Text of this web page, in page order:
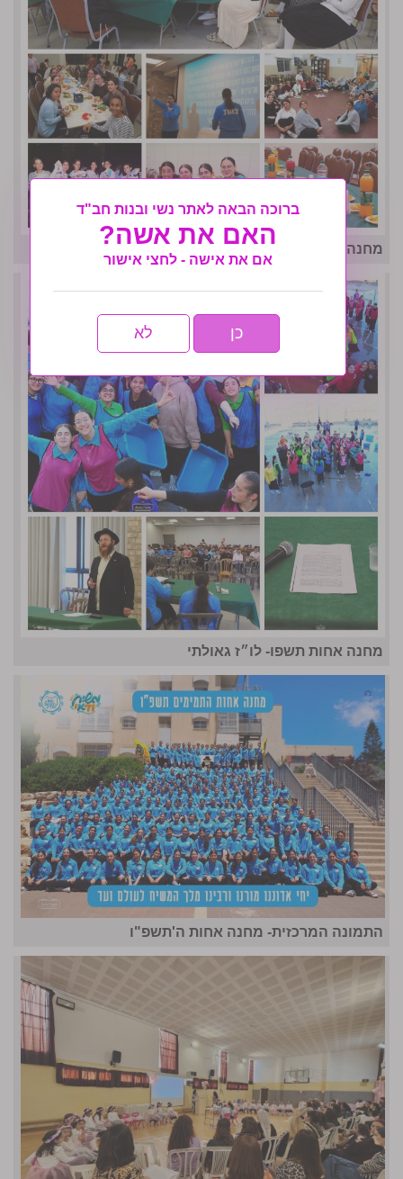
מחנה אחות המסורתי נפתח בסערה- גלריה שניה
מחנה אחות תשפו- לו״ז גאולתי
התמונה המרכזית- מחנה אחות ה'תשפ"ו
ברוכה הבאה לאתר נשי ובנות חב"ד
האם את אשה?
אם את אישה - לחצי אישור
כן לא